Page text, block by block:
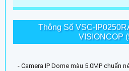
Thông Số VSC-
VISIONCOP
- Camera IP Dome màu 5.0MP chuẩn